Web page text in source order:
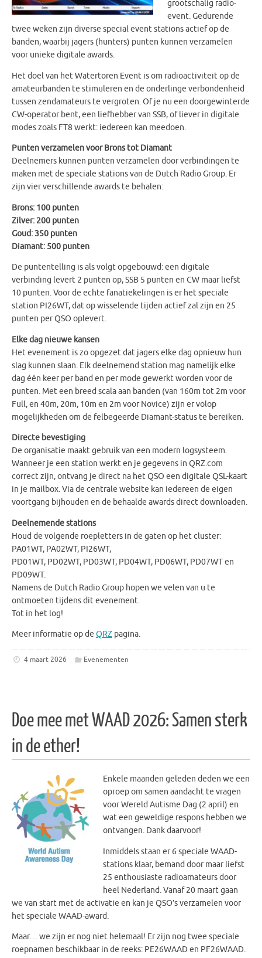
grootschalig radio-
event. Gedurende
twee weken zijn diverse special event stations actief op de
banden, waarbij jagers (hunters) punten kunnen verzamelen
voor unieke digitale awards.
Het doel van het Watertoren Event is om radioactiviteit op de
amateurbanden te stimuleren en de onderlinge verbondenheid
tussen zendamateurs te vergroten. Of je nu een doorgewinterde
CW-operator bent, een liefhebber van SSB, of liever in digitale
modes zoals FT8 werkt: iedereen kan meedoen.
Punten verzamelen voor Brons tot Diamant
Deelnemers kunnen punten verzamelen door verbindingen te
maken met de speciale stations van de Dutch Radio Group. Er
zijn vier verschillende awards te behalen:
Brons: 100 punten
Zilver: 200 punten
Goud: 350 punten
Diamant: 500 punten
De puntentelling is als volgt opgebouwd: een digitale
verbinding levert 2 punten op, SSB 5 punten en CW maar liefst
10 punten. Voor de echte fanatiekelingen is er het speciale
station PI26WT, dat op wisselende tijden actief zal zijn en 25
punten per QSO oplevert.
Elke dag nieuwe kansen
Het evenement is zo opgezet dat jagers elke dag opnieuw hun
slag kunnen slaan. Elk deelnemend station mag namelijk elke
dag één keer per band en per mode gewerkt worden voor de
punten. Met een breed scala aan banden (van 160m tot 2m voor
Full, en 40m, 20m, 10m en 2m voor Novice) zijn er volop
mogelijkheden om de felbegeerde Diamant-status te bereiken.
Directe bevestiging
De organisatie maakt gebruik van een modern logsysteem.
Wanneer je een station werkt en je gegevens in QRZ.com
correct zijn, ontvang je direct na het QSO een digitale QSL-kaart
in je mailbox. Via de centrale website kan iedereen de eigen
voortgang bijhouden en de behaalde awards direct downloaden.
Deelnemende stations
Houd de volgende roepletters in de gaten op het cluster:
PA01WT, PA02WT, PI26WT,
PD01WT, PD02WT, PD03WT, PD04WT, PD06WT, PD07WT en
PD09WT.
Namens de Dutch Radio Group hopen we velen van u te
ontmoeten tijdens dit evenement.
Tot in het log!
Meer informatie op de QRZ pagina.
4 maart 2026 Evenementen
Doe mee met WAAD 2026: Samen sterk
in de ether!
Enkele maanden geleden deden we een
oproep om samen aandacht te vragen
voor Wereld Autisme Dag (2 april) en
wat een geweldige respons hebben we
ontvangen. Dank daarvoor!
Inmiddels staan er 6 speciale WAAD-
stations klaar, bemand door maar liefst
25 enthousiaste radioamateurs door
heel Nederland. Vanaf 20 maart gaan
we van start met de activatie en kan je QSO’s verzamelen voor
het speciale WAAD-award.
Maar… we zijn er nog niet helemaal! Er zijn nog twee speciale
roepnamen beschikbaar in de reeks: PE26WAAD en PF26WAAD.